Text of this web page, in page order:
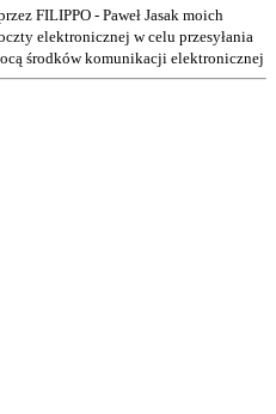
FILIPPO - Paweł Jasak moich
elektronicznej w celu przesyłania
środków komunikacji elektronicznej